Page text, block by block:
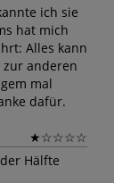
ich sie
hat mich
Alles kann
zur anderen
mal
dafür.
★☆☆☆☆
Hälfte